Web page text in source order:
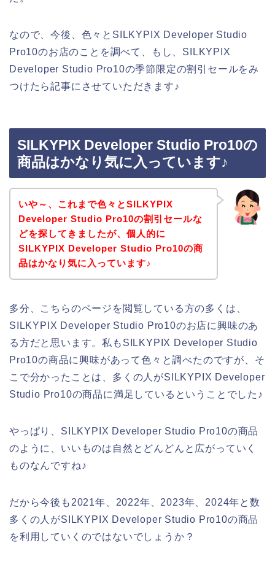
なので、今後、色々とSILKYPIX Developer Studio
Pro10のお店のことを調べて、もし、SILKYPIX
Developer Studio Pro10の季節限定の割引セールをみ
つけたら記事にさせていただきます♪
SILKYPIX Developer Studio Pro10の
商品はかなり気に入っています♪
いや～、これまで色々とSILKYPIX
Developer Studio Pro10の割引セールな
どを探してきましたが、個人的に
SILKYPIX Developer Studio Pro10の商
品はかなり気に入っています♪
多分、こちらのページを閲覧している方の多くは、
SILKYPIX Developer Studio Pro10のお店に興味のあ
る方だと思います。私もSILKYPIX Developer Studio
Pro10の商品に興味があって色々と調べたのですが、そ
こで分かったことは、多くの人がSILKYPIX Developer
Studio Pro10の商品に満足しているということでした♪
やっぱり、SILKYPIX Developer Studio Pro10の商品
のように、いいものは自然とどんどんと広がっていく
ものなんですね♪
だから今後も2021年、2022年、2023年、2024年と数
多くの人がSILKYPIX Developer Studio Pro10の商品
を利用していくのではないでしょうか？